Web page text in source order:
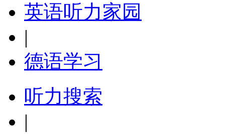
英语听力家园
|
德语学习
听力搜索
|